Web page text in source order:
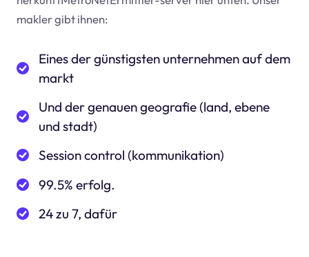
makler gibt ihnen:
Eines der günstigsten unternehmen auf dem
markt
Und der genauen geografie (land, ebene
und stadt)
Session control (kommunikation)
99.5% erfolg.
24 zu 7, dafür